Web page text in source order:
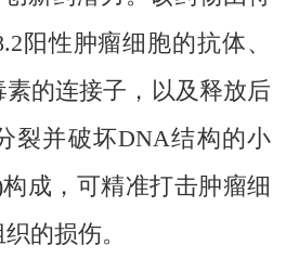
阳性肿瘤细胞的抗体、
的连接子，以及释放后
裂并破坏DNA结构的小
成，可精准打击肿瘤细
的损伤。